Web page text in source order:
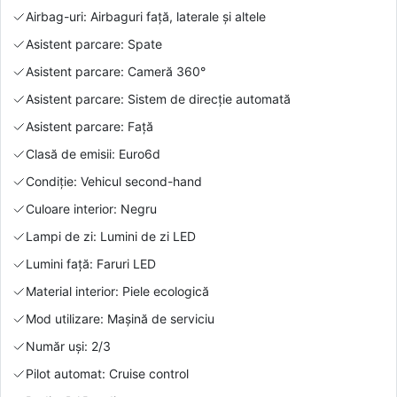
Airbag-uri: Airbaguri față, laterale și altele
Asistent parcare: Spate
Asistent parcare: Cameră 360°
Asistent parcare: Sistem de direcție automată
Asistent parcare: Față
Clasă de emisii: Euro6d
Condiție: Vehicul second-hand
Culoare interior: Negru
Lampi de zi: Lumini de zi LED
Lumini față: Faruri LED
Material interior: Piele ecologică
Mod utilizare: Mașină de serviciu
Număr uși: 2/3
Pilot automat: Cruise control